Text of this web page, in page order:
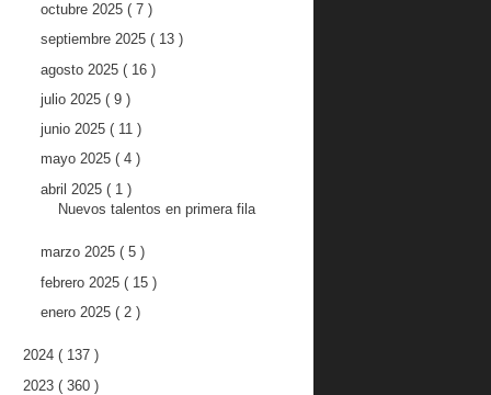
octubre 2025 ( 7 )
septiembre 2025 ( 13 )
agosto 2025 ( 16 )
julio 2025 ( 9 )
junio 2025 ( 11 )
mayo 2025 ( 4 )
abril 2025 ( 1 )
Nuevos talentos en primera fila
marzo 2025 ( 5 )
febrero 2025 ( 15 )
enero 2025 ( 2 )
2024 ( 137 )
2023 ( 360 )